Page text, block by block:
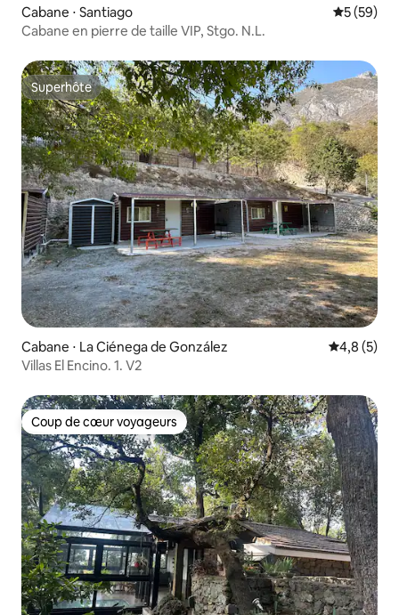
Cabane ⋅ Santiago
5 (59)
Cabane en pierre de taille VIP, Stgo. N.L.
Superhôte
Superhôte
Cabane ⋅ La Ciénega de González Évaluation
4,8 (5)
Villas El Encino. 1. V2
Coup de cœur voyageurs
Coup de cœur voyageurs